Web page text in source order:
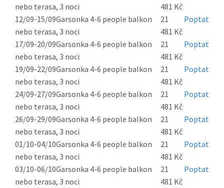
nebo terasa, 3 noci
481 Kč
12/09-15/09Garsonka 4-6 people balkon
nebo terasa, 3 noci
21
481 Kč
Poptat
17/09-20/09Garsonka 4-6 people balkon
nebo terasa, 3 noci
21
481 Kč
Poptat
19/09-22/09Garsonka 4-6 people balkon
nebo terasa, 3 noci
21
481 Kč
Poptat
24/09-27/09Garsonka 4-6 people balkon
nebo terasa, 3 noci
21
481 Kč
Poptat
26/09-29/09Garsonka 4-6 people balkon
nebo terasa, 3 noci
21
481 Kč
Poptat
01/10-04/10Garsonka 4-6 people balkon
nebo terasa, 3 noci
21
481 Kč
Poptat
03/10-06/10Garsonka 4-6 people balkon
nebo terasa, 3 noci
21
481 Kč
Poptat